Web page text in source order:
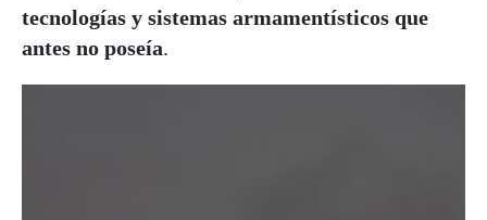
tecnologías y sistemas armamentísticos que
antes no poseía.